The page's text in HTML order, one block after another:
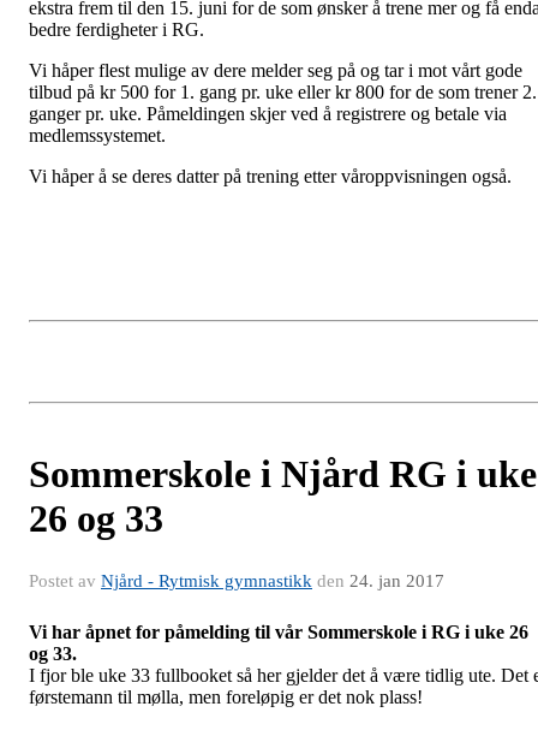
ekstra frem til den 15. juni for de som ønsker å trene mer og få
bedre ferdigheter i RG.
Vi håper flest mulige av dere melder seg på og tar i mot vårt gode
tilbud på kr 500 for 1. gang pr. uke eller kr 800 for de som trener 2.
ganger pr. uke. Påmeldingen skjer ved å registrere og betale via
medlemssystemet.
Vi håper å se deres datter på trening etter våroppvisningen også.
Sommerskole i Njård RG i uke
26 og 33
Postet av Njård - Rytmisk gymnastikk den 24. jan 2017
Vi har åpnet for påmelding til vår Sommerskole i RG i uke 26
og 33.
I fjor ble uke 33 fullbooket så her gjelder det å være tidlig ute. Det
førstemann til mølla, men foreløpig er det nok plass!